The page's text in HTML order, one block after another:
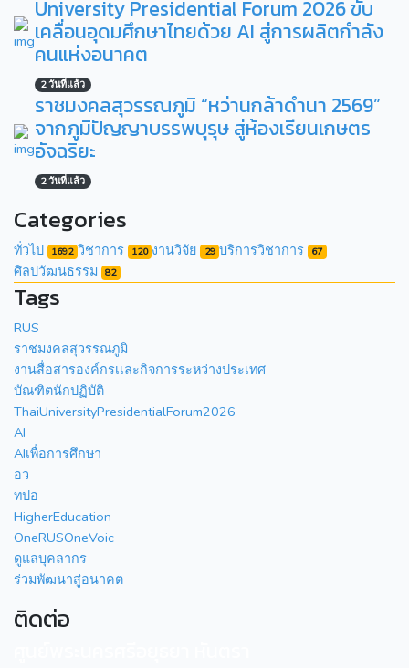
University Presidential Forum 2026 ขับ
เคลื่อนอุดมศึกษาไทยด้วย AI สู่การผลิตกำลัง
คนแห่งอนาคต
2 วันที่แล้ว
ราชมงคลสุวรรณภูมิ “หว่านกล้าดำนา 2569”
จากภูมิปัญญาบรรพบุรุษ สู่ห้องเรียนเกษตร
อัจฉริยะ
2 วันที่แล้ว
Categories
ทั่วไป 1692 วิชาการ 120 งานวิจัย 29 บริการวิชาการ 67
ศิลปวัฒนธรรม 82
Tags
RUS
ราชมงคลสุวรรณภูมิ
งานสื่อสารองค์กรเเละกิจการระหว่างประเทศ
บัณฑิตนักปฏิบัติ
ThaiUniversityPresidentialForum2026
AI
AIเพื่อการศึกษา
อว
ทปอ
HigherEducation
OneRUSOneVoic
ดูแลบุคลากร
ร่วมพัฒนาสู่อนาคต
ติดต่อ